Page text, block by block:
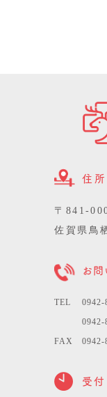
住所
〒841-
佐賀県鳥
お問
TEL 0942-
0942-
FAX 0942-
受